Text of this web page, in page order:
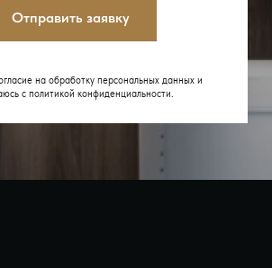
Отправить заявку
на обработку персональных данных и
с политикой конфиденциальности.